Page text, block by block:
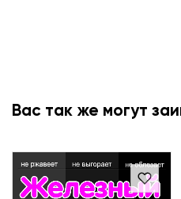
Вас так же могут